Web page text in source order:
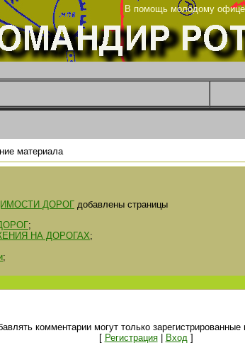
В помощь молодому
материала
ДОРОГ добавлены страницы
;
НА ДОРОГАХ;
;
комментарии могут только зарегистрированные
[ Регистрация| Вход]